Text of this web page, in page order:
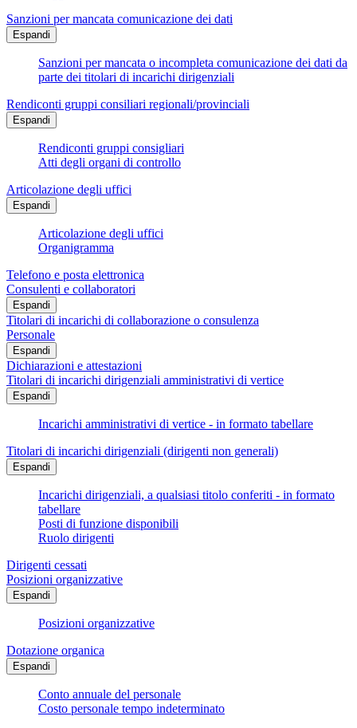
Sanzioni per mancata comunicazione dei dati
Espandi
Sanzioni per mancata o incompleta comunicazione dei dati da
parte dei titolari di incarichi dirigenziali
Rendiconti gruppi consiliari regionali/provinciali
Espandi
Rendiconti gruppi consigliari
Atti degli organi di controllo
Articolazione degli uffici
Espandi
Articolazione degli uffici
Organigramma
Telefono e posta elettronica
Consulenti e collaboratori
Espandi
Titolari di incarichi di collaborazione o consulenza
Personale
Espandi
Dichiarazioni e attestazioni
Titolari di incarichi dirigenziali amministrativi di vertice
Espandi
Incarichi amministrativi di vertice - in formato tabellare
Titolari di incarichi dirigenziali (dirigenti non generali)
Espandi
Incarichi dirigenziali, a qualsiasi titolo conferiti - in formato
tabellare
Posti di funzione disponibili
Ruolo dirigenti
Dirigenti cessati
Posizioni organizzative
Espandi
Posizioni organizzative
Dotazione organica
Espandi
Conto annuale del personale
Costo personale tempo indeterminato